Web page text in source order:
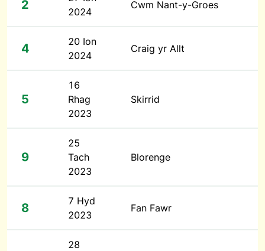
2
2024
Cwm Nant-y-Groes
4
20 Ion
2024
Craig yr Allt
5
16
Rhag
2023
Skirrid
9
25
Tach
2023
Blorenge
8
7 Hyd
2023
Fan Fawr
28